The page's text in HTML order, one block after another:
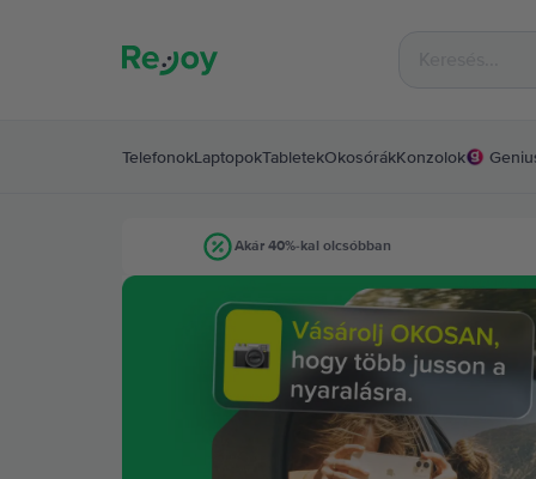
TelefonokLaptopokTabletekOkosórákKonzolok
Akár 40%-kal olcsóbban